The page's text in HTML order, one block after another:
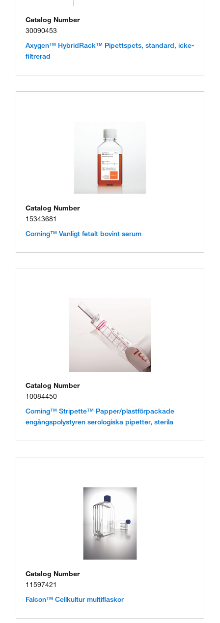
Catalog Number
30090453
Axygen™ HybridRack™ Pipettspets, standard, icke-
filtrerad
Catalog Number
15343681
Corning™ Vanligt fetalt bovint serum
Catalog Number
10084450
Corning™ Stripette™ Papper/plastförpackade
engångspolystyren serologiska pipetter, sterila
Catalog Number
11597421
Falcon™ Cellkultur multiflaskor